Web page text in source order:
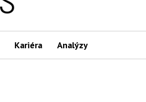
Kariéra Analýzy